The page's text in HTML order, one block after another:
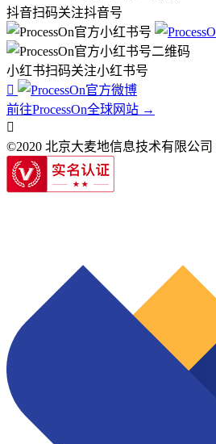
抖音扫码关注抖音号
小红书扫码关注小红书号

前往ProcessOn全球网站 →

©2020 北京大麦地信息技术有限公司